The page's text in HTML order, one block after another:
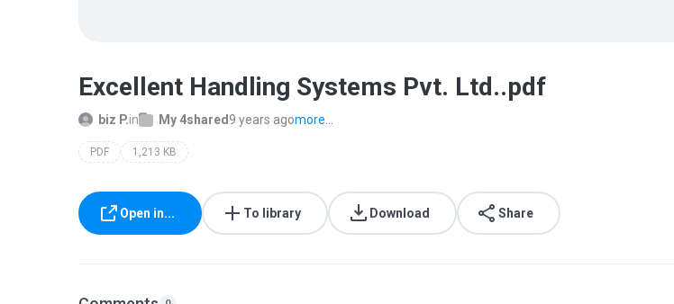
Excellent Handling Systems Pvt. Ltd..pdf
biz P.in My 4shared 9 years agomore...
PDF 1,213 KB
Open in... To library Download Share